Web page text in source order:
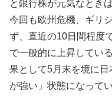
と銀行株が元気なとき
今回も欧州危機、ギリ
ず、直近の10日間程度
で一般的に上昇してい
果として5月末を境に
が強い」状態になって